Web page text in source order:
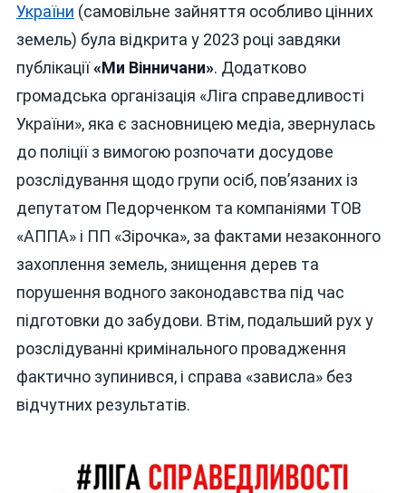
України (самовільне зайняття особливо цінних
земель) була відкрита у 2023 році завдяки
публікації«Ми Вінничани». Додатково
громадська організація «Ліга справедливості
України», яка є засновницею медіа, звернулась
до поліції з вимогою розпочати досудове
розслідування щодо групи осіб, пов’язаних із
депутатом Педорченком та компаніями ТОВ
«АППА» і ПП «Зірочка», за фактами незаконного
захоплення земель, знищення дерев та
порушення водного законодавства під час
підготовки до забудови. Втім, подальший рух у
розслідуванні кримінального провадження
фактично зупинився, і справа «зависла» без
відчутних результатів.